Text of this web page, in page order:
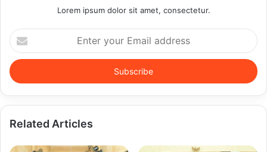
Lorem ipsum dolor sit amet, consectetur.
Enter
your
Email
address
Related Articles